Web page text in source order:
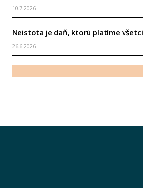
10.7.2026
Neistota je daň, ktorú platíme všetci
26.6.2026